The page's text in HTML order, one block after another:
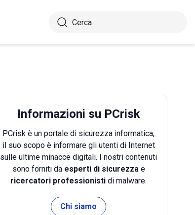
Informazioni su PCrisk
PCrisk è un portale di sicurezza informatica,
il suo scopo è informare gli utenti di Internet
sulle ultime minacce digitali. I nostri contenuti
sono forniti da esperti di sicurezzae
ricercatori professionisti di malware.
Chi siamo